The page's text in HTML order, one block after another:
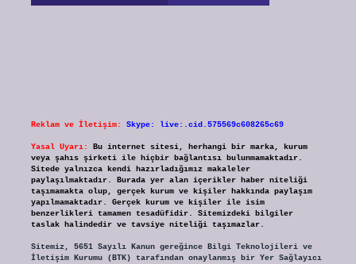
Reklam ve İletişim: Skype: live:.cid.575569c608265c69
Yasal Uyarı:
Bu internet sitesi, herhangi bir marka, kurum
veya şahıs şirketi ile hiçbir bağlantısı bulunmamaktadır.
Sitede yalnızca kendi hazırladığımız makaleler
paylaşılmaktadır. Burada yer alan içerikler haber niteliği
taşımamakta olup, gerçek kurum ve kişiler hakkında paylaşım
yapılmamaktadır. Gerçek kurum ve kişiler ile isim
benzerlikleri tamamen tesadüfidir. Sitemizdeki bilgiler
taslak halindedir ve tavsiye niteliği taşımazlar.
Sitemiz, 5651 Sayılı Kanun gereğince Bilgi Teknolojileri ve
İletişim Kurumu (BTK) tarafından onaylanmış bir Yer Sağlayıcı